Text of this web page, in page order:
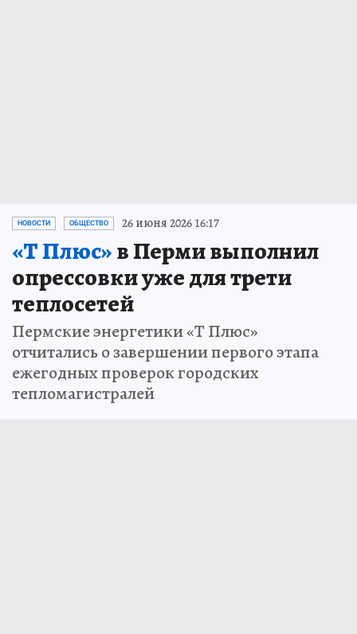
НОВОСТИ ОБЩЕСТВО 26 июня 2026 16:17
«Т Плюс»в Перми выполнил
опрессовки уже для трети
теплосетей
Пермские энергетики «Т Плюс»
отчитались о завершении первого этапа
ежегодных проверок городских
тепломагистралей